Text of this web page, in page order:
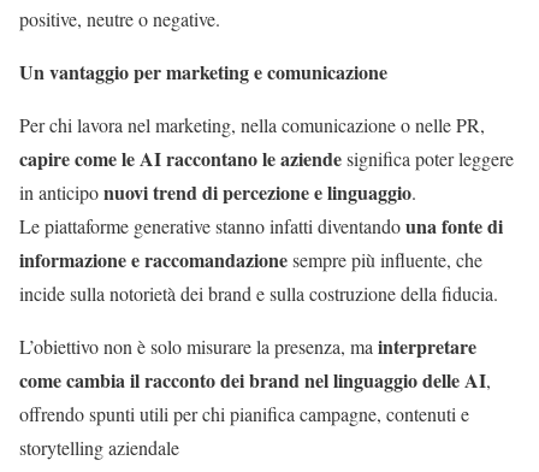
positive, neutre o negative.
Un vantaggio per marketing e comunicazione
Per chi lavora nel marketing, nella comunicazione o nelle PR,
capire come le AI raccontano le aziendesignifica poter leggere
in anticiponuovi trend di percezione e linguaggio.
Le piattaforme generative stanno infatti diventandouna fonte di
informazione e raccomandazionesempre più influente, che
incide sulla notorietà dei brand e sulla costruzione della fiducia.
L’obiettivo non è solo misurare la presenza, ma interpretare
come cambia il racconto dei brand nel linguaggio delle AI,
offrendo spunti utili per chi pianifica campagne, contenuti e
storytelling aziendale